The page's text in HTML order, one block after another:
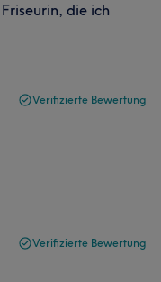
die ich
Verifizierte Bewertung
Verifizierte Bewertung